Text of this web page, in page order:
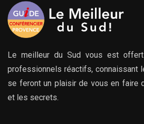
Le meilleur du Sud vous est
professionnels réactifs, connaissant
se feront un plaisir de vous en faire
et les secrets.